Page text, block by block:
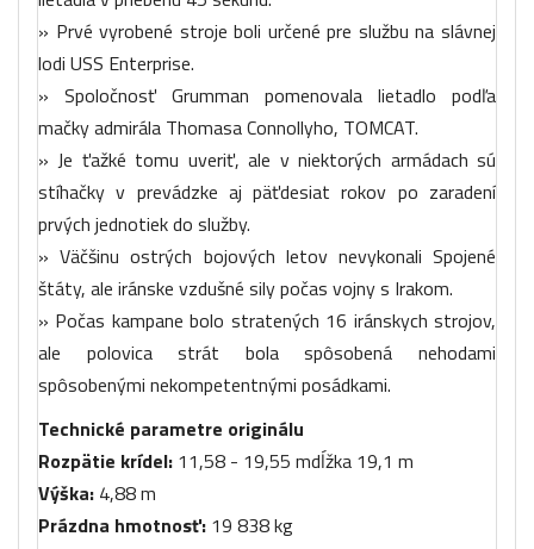
» Prvé vyrobené stroje boli určené pre službu na slávnej
lodi USS Enterprise.
» Spoločnosť Grumman pomenovala lietadlo podľa
mačky admirála Thomasa Connollyho, TOMCAT.
» Je ťažké tomu uveriť, ale v niektorých armádach sú
stíhačky v prevádzke aj päťdesiat rokov po zaradení
prvých jednotiek do služby.
» Väčšinu ostrých bojových letov nevykonali Spojené
štáty, ale iránske vzdušné sily počas vojny s Irakom.
» Počas kampane bolo stratených 16 iránskych strojov,
ale polovica strát bola spôsobená nehodami
spôsobenými nekompetentnými posádkami.
Technické parametre originálu
Rozpätie krídel: 11,58 - 19,55 mdĺžka 19,1 m
Výška: 4,88 m
Prázdna hmotnosť: 19 838 kg